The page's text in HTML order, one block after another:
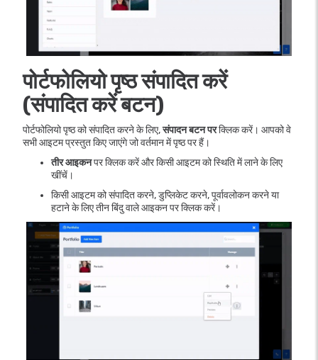
पोर्टफोलियो पृष्ठ संपादित करें
(संपादित करें बटन)
पोर्टफोलियो पृष्ठ को संपादित करने के लिए,संपादन बटन परक्लिक करें। आपको वे
सभी आइटम प्रस्तुत किए जाएंगे जो वर्तमान में पृष्ठ पर हैं।
तीर आइकनपर क्लिक करें और किसी आइटम को स्थिति में लाने के लिए
खींचें।
किसी आइटम को संपादित करने, डुप्लिकेट करने, पूर्वावलोकन करने या
हटाने के लिए तीन बिंदु वाले आइकन पर क्लिक करें।